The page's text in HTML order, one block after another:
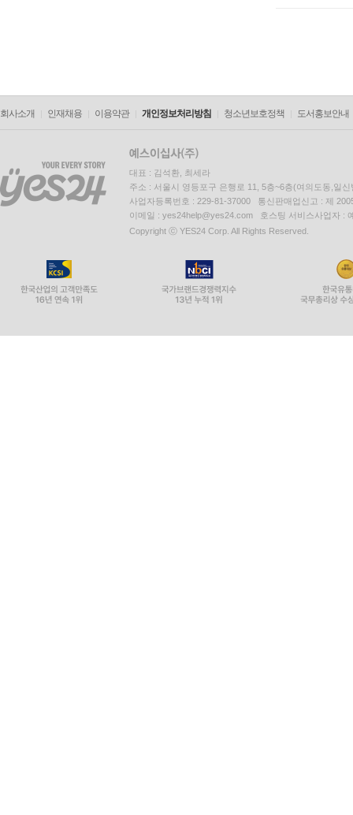
회사소개 인재채용 이용약관 개인정보처리방침 청소년보호정책 도서홍보안내
대표 : 김석환, 최세라
주소 : 서울시 영등포구 은행로 11, 5층~6층(여의도동,일신
사업자등록번호 : 229-81-37000 통신판매업신고 : 제
이메일 : yes24help@yes24.com 호스팅 서비스사업자 :
Copyright ⓒ YES24 Corp. All Rights Reserved.